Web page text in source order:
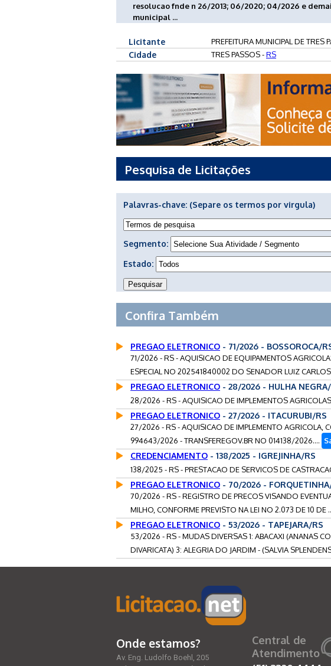
resolucao fnde n 26/2013; 06/2020; 04/2026 e
municipal ...
Licitante PREFEITURA MUNICIPAL DE TRES
Cidade TRES PASSOS -RS
Pesquisa de Licitações
Palavras-chave: (Separe os termos por virgula)
Segmento:
Estado:
Confira Também
PREGAO ELETRONICO - 71/2026 - BOSSOROCA/
71/2026 - RS - AQUISICAO DE EQUIPAMENTOS
ESPECIAL NO 202541840002 DO SENADOR LUIZ CARLOS
PREGAO ELETRONICO - 28/2026 - HULHA
28/2026 - RS - AQUISICAO DE IMPLEMENTOS
PREGAO ELETRONICO - 27/2026 - ITACURUBI/RS
27/2026 - RS - AQUISICAO DE IMPLEMENTO AGRICOLA,
994643/2026 - TRANSFEREGOV.BR NO 014138/2026....
CREDENCIAMENTO - 138/2025 - IGREJINHA/RS
138/2025 - RS - PRESTACAO DE SERVICOS DE
PREGAO ELETRONICO - 70/2026 -
70/2026 - RS - REGISTRO DE PRECOS VISANDO
MILHO, CONFORME PREVISTO NA LEI NO 2.073 DE 10 DE
PREGAO ELETRONICO - 53/2026 - TAPEJARA/RS
53/2026 - RS - MUDAS DIVERSAS 1: ABACAXI (ANANAS
DIVARICATA) 3: ALEGRIA DO JARDIM - (SALVIA
Onde estamos?
Av. Eng. Ludolfo Boehl, 205
Central de
Atendimento